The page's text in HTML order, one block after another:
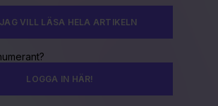
VILL LÄSA HELA ARTIKELN
LOGGA IN HÄR!